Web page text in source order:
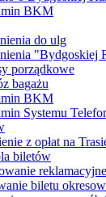
BKM
do ulg
"Bydgoskiej
porządkowe
bagażu
BKM
Systemu
z opłat na
biletów
reklamacyjne
biletu